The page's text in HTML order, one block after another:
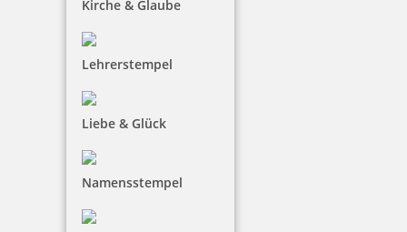
Kirche & Glaube
Lehrerstempel
Liebe & Glück
Namensstempel
Heri Mini Smartpen Stempelkugelschreiber 34x8 mm
136,36 €
Jetzt gestalten